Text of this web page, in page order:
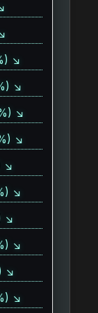
↘
↘
↘
↘
↘
↘
↘
↘
↘
↘